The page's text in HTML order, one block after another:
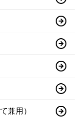
兼用）